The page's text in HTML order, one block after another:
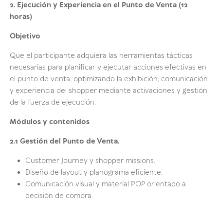
2. Ejecución y Experiencia en el Punto de Venta (12
horas)
Objetivo
Que el participante adquiera las herramientas tácticas
necesarias para planificar y ejecutar acciones efectivas en
el punto de venta, optimizando la exhibición, comunicación
y experiencia del shopper mediante activaciones y gestión
de la fuerza de ejecución.
Módulos y contenidos
2.1 Gestión del Punto de Venta.
Customer Journey y shopper missions.
Diseño de layout y planograma eficiente.
Comunicación visual y material POP orientado a
decisión de compra.